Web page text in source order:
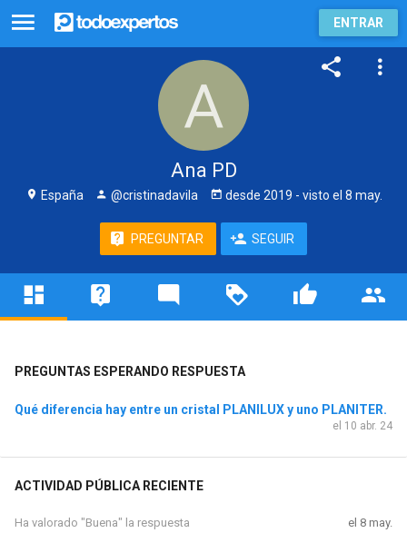
ENTRAR
Ana PD
España @cristinadavila desde 2019 - visto el 8 may.
PREGUNTAR SEGUIR
PREGUNTAS ESPERANDO RESPUESTA
Qué diferencia hay entre un cristal PLANILUX y uno PLANITER.
el 10 abr. 24
ACTIVIDAD PÚBLICA RECIENTE
Ha valorado "Buena" la respuesta el 8 may.